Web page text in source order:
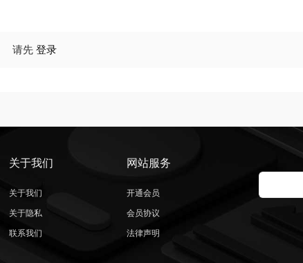
请先 登录
关于我们
关于我们
关于隐私
联系我们
网站服务
开通会员
会员协议
法律声明